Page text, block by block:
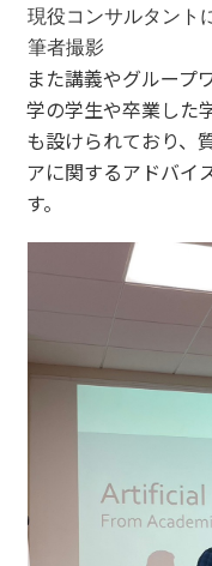
現役コンサルタント
筆者撮影
また講義やグループ
学の学生や卒業した
も設けられており、
アに関するアドバイ
す。